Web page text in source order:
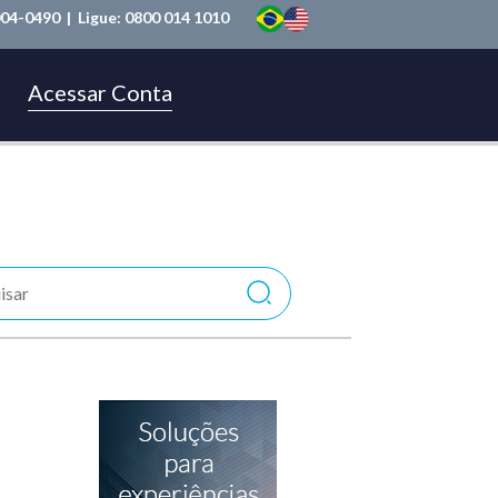
0490 | Ligue: 0800 014 1010
Acessar Conta